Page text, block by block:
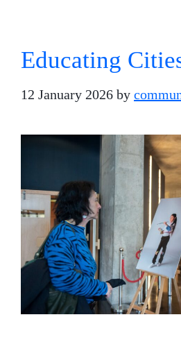
Educating
12 January 2026 by